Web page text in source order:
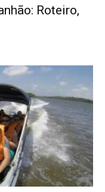
Roteiro,